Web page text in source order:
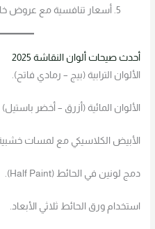
أسعار تنافسية مع عروض
أحدث صيحات ألوان النقاشة 2025
الألوان الترابية (بيج – رمادي فاتح).
الألوان المائية (أزرق – أخضر باستيل)
الأبيض الكلاسيكي مع لمسات
دمج لونين في الحائط (Half Paint).
استخدام ورق الحائط ثلاثي الأبعاد.